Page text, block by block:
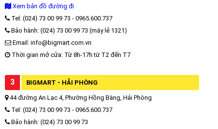
Xem bản đồ đường đi
Tel: (024) 73 00 99 73 - 0965.600.737
Bảo hành: (024) 73 00 99 73 (máy lẻ 1321)
Email: info@bigmart.com.vn
Thời gian mở cửa: Từ 8h-17h từ T2 đến T7
3 BIGMART - HẢI PHÒNG
44 đường An Lạc 4, Phường Hồng Bàng, Hải Phòng
Tel: (024) 73 00 99 73 - 0965.600.737
Bảo hành: (024) 73 00 99 73